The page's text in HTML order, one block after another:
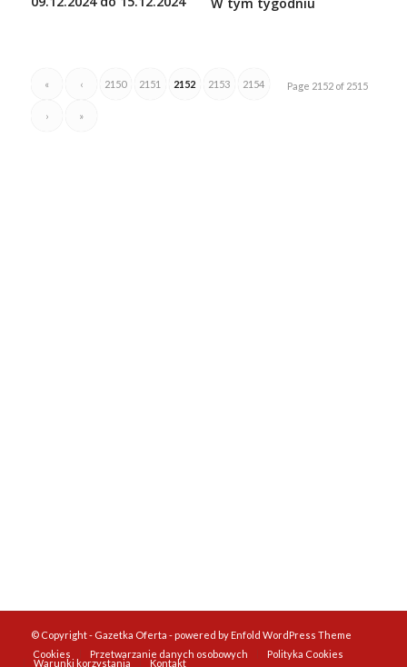
Page 2152 of 2515
« ‹ 2150 2151 2152 2153 2154
› »
© Copyright - Gazetka Oferta - powered by Enfold WordPress Theme
Cookies
Przetwarzanie danych osobowych Polityka Cookies
Warunki korzystania Kontakt